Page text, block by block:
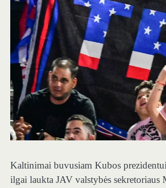
Kaltinimai buvusiam Kubos
ilgai laukta JAV valstybės